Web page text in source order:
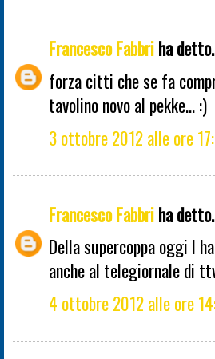
Francesco Fabbriha
forza citti che se fa
tavolino novo al pekke... :)
3 ottobre 2012 alle ore
Francesco Fabbriha
Della supercoppa oggi l
anche al telegiornale di
4 ottobre 2012 alle ore